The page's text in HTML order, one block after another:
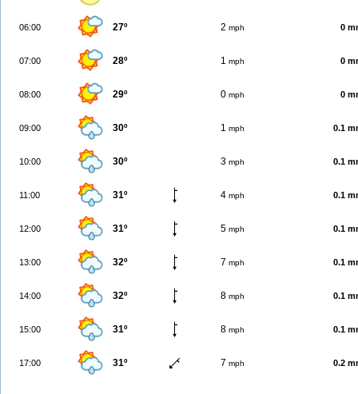
06:00 27º 2 mph 0
07:00 28º 1 mph 0
08:00 29º 0 mph 0
09:00 30º 1 mph 0.1
10:00 30º 3 mph 0.1
11:00 31º 4 mph 0.1
12:00 31º 5 mph 0.1
13:00 32º 7 mph 0.1
14:00 32º 8 mph 0.1
15:00 31º 8 mph 0.1
17:00 31º 7 mph 0.2